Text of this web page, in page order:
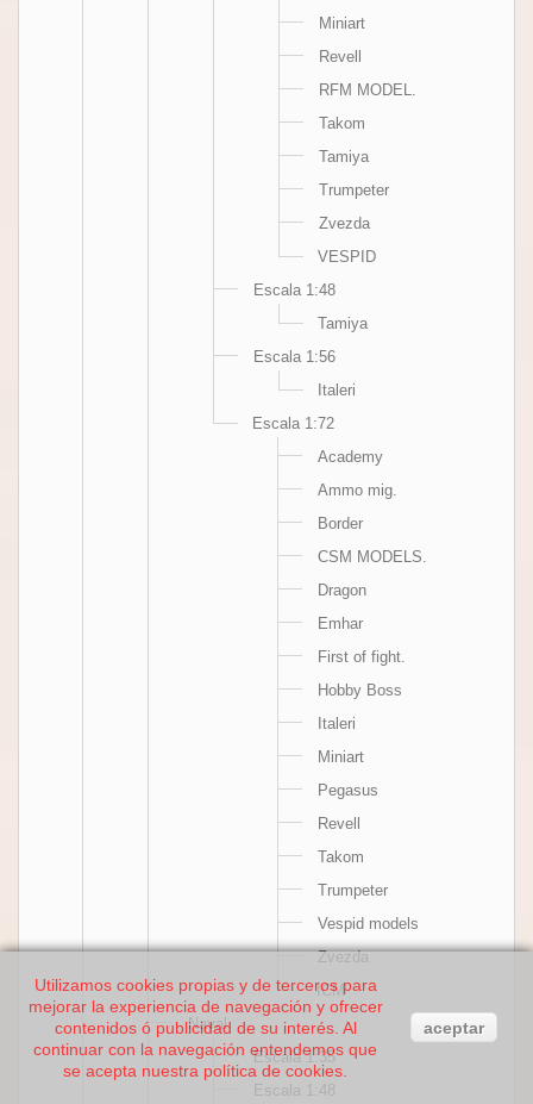
Miniart
Revell
RFM MODEL.
Takom
Tamiya
Trumpeter
Zvezda
VESPID
Escala 1:48
Tamiya
Escala 1:56
Italeri
Escala 1:72
Academy
Ammo mig.
Border
CSM MODELS.
Dragon
Emhar
First of fight.
Hobby Boss
Italeri
Miniart
Pegasus
Revell
Takom
Trumpeter
Vespid models
Zvezda
ICM
Naval
Escala 1:35
Escala 1:48
Utilizamos cookies propias y de terceros para
mejorar la experiencia de navegación y ofrecer
contenidos ó publicidad de su interés. Al
continuar con la navegación entendemos que
se acepta nuestra política de cookies.
aceptar